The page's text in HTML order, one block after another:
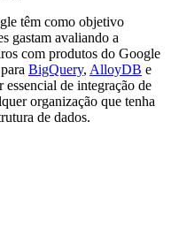
têm como objetivo
gastam avaliando a
com produtos do Google
BigQuery, AlloyDB e
de integração de
organização que tenha
de dados.